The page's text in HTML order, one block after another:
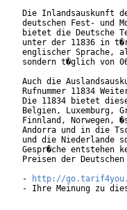
Die Inlandsauskunft
deutschen Fest- und
bietet die Deutsche
unter der 11836 in
englischer Sprache,
sondern t�glich von
Auch die
Rufnummer 11834
Die 11834 bietet
Belgien, Luxemburg,
Finnland,
Andorra und in die
und die Niederlande
Gespr�che entstehen
Preisen der
-
http://
- Ihre Meinung zu